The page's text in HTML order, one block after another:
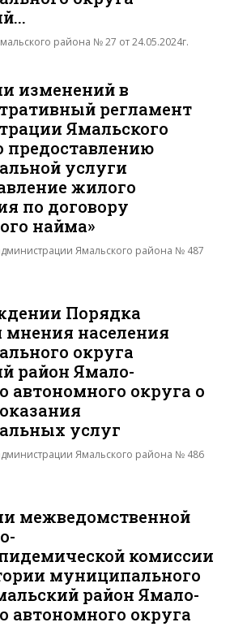
района № 27 от 24.05.2024г.
изменений в
регламент
Ямальского
предоставлению
услуги
жилого
по договору
найма»
Ямальского района № 487
Порядка
мнения населения
округа
район Ямало-
автономного округа о
услуг
Ямальского района № 486
межведомственной
комиссии
муниципального
район Ямало-
автономного округа